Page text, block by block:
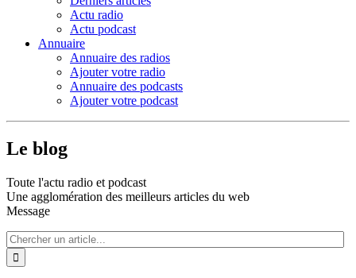
Actu radio
Actu podcast
Annuaire
Annuaire des radios
Ajouter votre radio
Annuaire des podcasts
Ajouter votre podcast
Le blog
Toute l'actu radio et podcast
Une agglomération des meilleurs articles du web
Message